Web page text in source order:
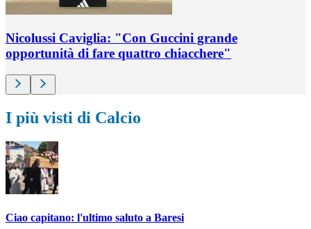
Nicolussi Caviglia: "Con Guccini grande
opportunità di fare quattro chiacchere"
I più visti di Calcio
Ciao capitano: l'ultimo saluto a Baresi